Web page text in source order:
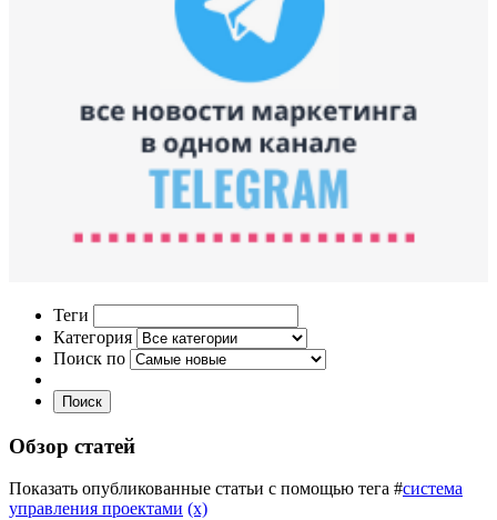
Теги
Категория
Поиск по
Поиск
Обзор статей
Показать опубликованные статьи с помощью тега #система
управления проектами (x)